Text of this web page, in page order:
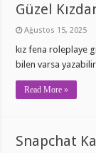
Güzel
Ağustos 15, 2025
kız fena roleplaye
bilen varsa
Read More »
Snapchat